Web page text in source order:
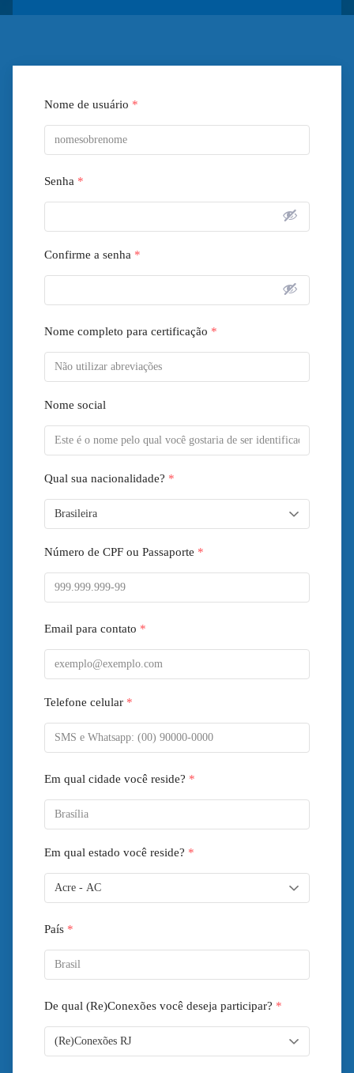
Nome de usuário *
Senha *
Confirme a senha *
Nome completo para certificação *
Nome social
Qual sua nacionalidade? *
Número de CPF ou Passaporte *
Email para contato *
Telefone celular *
Em qual cidade você reside? *
Em qual estado você reside? *
País *
De qual (Re)Conexões você deseja participar? *